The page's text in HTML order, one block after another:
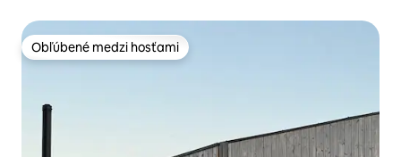
Obľúbené medzi hosťami
Obľúbené medzi hosťami